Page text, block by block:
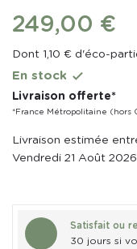
249,00 €
Dont 1,10 € d'éco-
En stock 
Livraison offerte*
*France Métropolitaine (hors
Livraison estimée
Vendredi 21 Août 2026
Satisfait ou
30 jours si